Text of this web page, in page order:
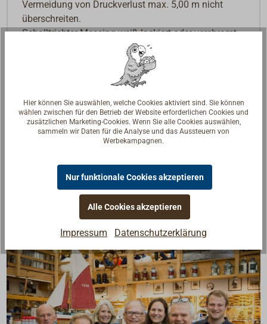
Vermeidung von Druckverlust max. 5,00 m nicht
überschreiten.
Schalltrichter Messing weiß lackiert oder verchromt.
Frequenz ca. 315 Hz, 123 dB(A) (1 m).
Hören Sie sich hier den Sound an.
Der passende Kompressor MARCO M1 ist als
Ersatzteil lieferbar.
PDF: 3426-402 MARCO PW2 Instructions and
Certificates
Hier können Sie auswählen, welche Cookies aktiviert sind. Sie können
wählen zwischen für den Betrieb der Website erforderlichen Cookies und
zusätzlichen Marketing-Cookies. Wenn Sie alle Cookies auswählen,
sammeln wir Daten für die Analyse und das Aussteuern von
Werbekampagnen.
Nur funktionale Cookies akzeptieren
Alle Cookies akzeptieren
Impressum Datenschutzerklärung